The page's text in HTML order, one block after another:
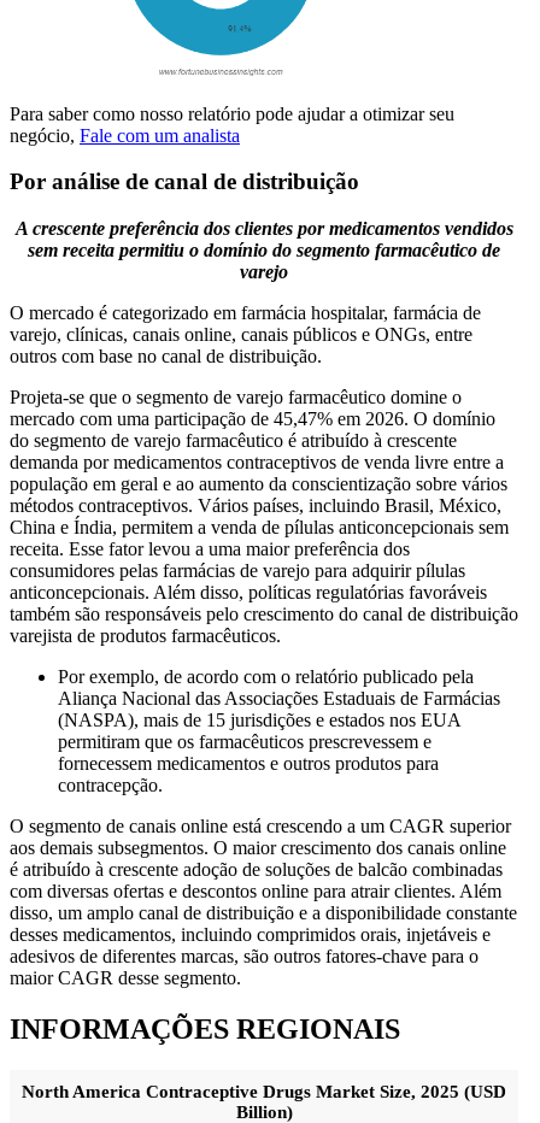
Para saber como nosso relatório pode ajudar a otimizar seu
negócio, Fale com um analista
Por análise de canal de distribuição
A crescente preferência dos clientes por medicamentos vendidos
sem receita permitiu o domínio do segmento farmacêutico de
varejo
O mercado é categorizado em farmácia hospitalar, farmácia de
varejo, clínicas, canais online, canais públicos e ONGs, entre
outros com base no canal de distribuição.
Projeta-se que o segmento de varejo farmacêutico domine o
mercado com uma participação de 45,47% em 2026. O domínio
do segmento de varejo farmacêutico é atribuído à crescente
demanda por medicamentos contraceptivos de venda livre entre a
população em geral e ao aumento da conscientização sobre vários
métodos contraceptivos. Vários países, incluindo Brasil, México,
China e Índia, permitem a venda de pílulas anticoncepcionais sem
receita. Esse fator levou a uma maior preferência dos
consumidores pelas farmácias de varejo para adquirir pílulas
anticoncepcionais. Além disso, políticas regulatórias favoráveis ​​
também são responsáveis ​​pelo crescimento do canal de distribuição
varejista de produtos farmacêuticos.
Por exemplo, de acordo com o relatório publicado pela
Aliança Nacional das Associações Estaduais de Farmácias
(NASPA), mais de 15 jurisdições e estados nos EUA
permitiram que os farmacêuticos prescrevessem e
fornecessem medicamentos e outros produtos para
contracepção.
O segmento de canais online está crescendo a um CAGR superior
aos demais subsegmentos. O maior crescimento dos canais online
é atribuído à crescente adoção de soluções de balcão combinadas
com diversas ofertas e descontos online para atrair clientes. Além
disso, um amplo canal de distribuição e a disponibilidade constante
desses medicamentos, incluindo comprimidos orais, injetáveis ​​e
adesivos de diferentes marcas, são outros fatores-chave para o
maior CAGR desse segmento.
INFORMAÇÕES REGIONAIS
North America Contraceptive Drugs Market Size, 2025 (USD
Billion)